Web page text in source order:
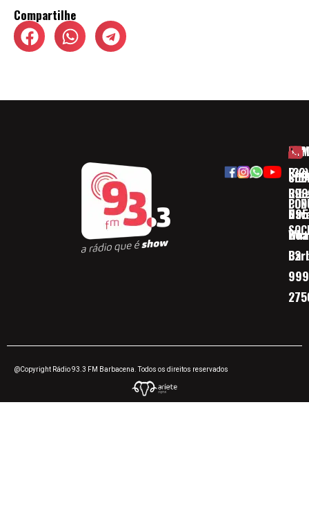
Compartilhe
(32)
32
@Copyright Rádio 93.3 FM Barbacena. Todos os direitos reservados